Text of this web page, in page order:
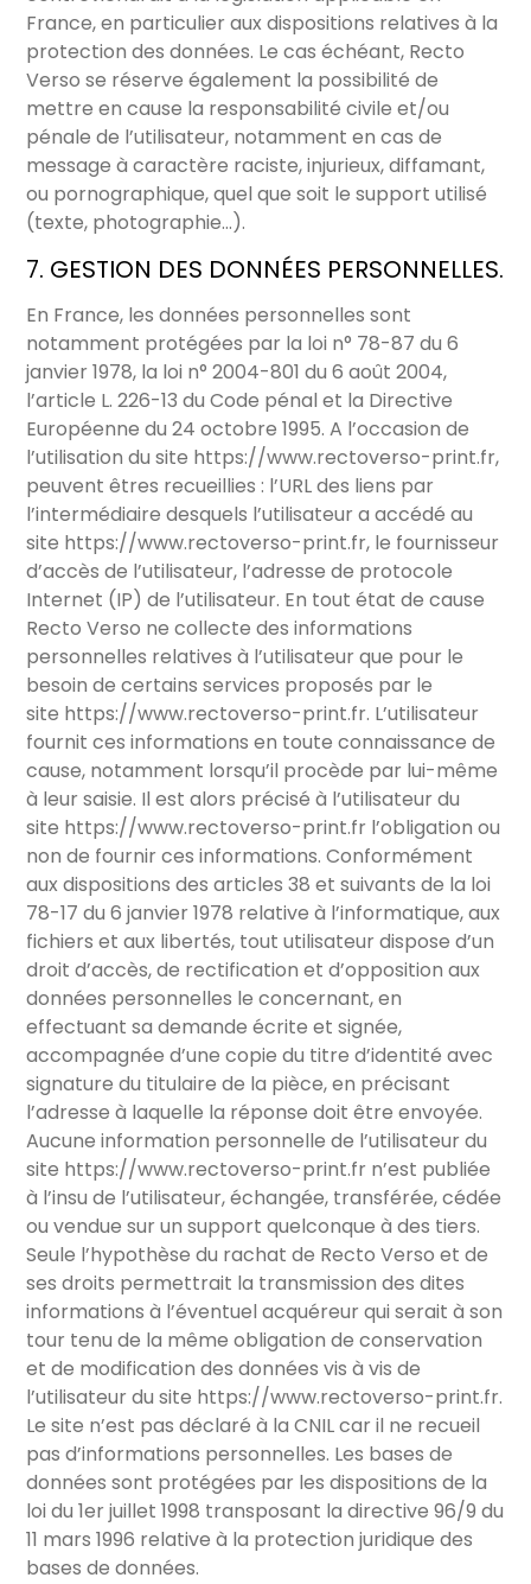
France, en particulier aux dispositions relatives à la
protection des données. Le cas échéant, Recto
Verso se réserve également la possibilité de
mettre en cause la responsabilité civile et/ou
pénale de l’utilisateur, notamment en cas de
message à caractère raciste, injurieux, diffamant,
ou pornographique, quel que soit le support utilisé
(texte, photographie…).
7. GESTION DES DONNÉES PERSONNELLES.
En France, les données personnelles sont
notamment protégées par la loi n° 78-87 du 6
janvier 1978, la loi n° 2004-801 du 6 août 2004,
l’article L. 226-13 du Code pénal et la Directive
Européenne du 24 octobre 1995. A l’occasion de
l’utilisation du site https://www.rectoverso-print.fr,
peuvent êtres recueillies : l’URL des liens par
l’intermédiaire desquels l’utilisateur a accédé au
site https://www.rectoverso-print.fr, le fournisseur
d’accès de l’utilisateur, l’adresse de protocole
Internet (IP) de l’utilisateur. En tout état de cause
Recto Verso ne collecte des informations
personnelles relatives à l’utilisateur que pour le
besoin de certains services proposés par le
site https://www.rectoverso-print.fr. L’utilisateur
fournit ces informations en toute connaissance de
cause, notamment lorsqu’il procède par lui-même
à leur saisie. Il est alors précisé à l’utilisateur du
site https://www.rectoverso-print.fr l’obligation ou
non de fournir ces informations. Conformément
aux dispositions des articles 38 et suivants de la loi
78-17 du 6 janvier 1978 relative à l’informatique, aux
fichiers et aux libertés, tout utilisateur dispose d’un
droit d’accès, de rectification et d’opposition aux
données personnelles le concernant, en
effectuant sa demande écrite et signée,
accompagnée d’une copie du titre d’identité avec
signature du titulaire de la pièce, en précisant
l’adresse à laquelle la réponse doit être envoyée.
Aucune information personnelle de l’utilisateur du
site https://www.rectoverso-print.fr n’est publiée
à l’insu de l’utilisateur, échangée, transférée, cédée
ou vendue sur un support quelconque à des tiers.
Seule l’hypothèse du rachat de Recto Verso et de
ses droits permettrait la transmission des dites
informations à l’éventuel acquéreur qui serait à son
tour tenu de la même obligation de conservation
et de modification des données vis à vis de
l’utilisateur du site https://www.rectoverso-print.fr.
Le site n’est pas déclaré à la CNIL car il ne recueil
pas d’informations personnelles. Les bases de
données sont protégées par les dispositions de la
loi du 1er juillet 1998 transposant la directive 96/9 du
11 mars 1996 relative à la protection juridique des
bases de données.